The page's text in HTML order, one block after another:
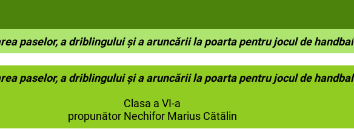
paselor, a driblingului şi a aruncării la poarta pentru jocul de handbal
paselor, a driblingului şi a aruncării la poarta pentru jocul de handbal
Clasa a VI-a
propunător Nechifor Marius Cătălin